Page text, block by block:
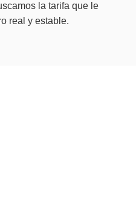
la tarifa que le
real y estable.